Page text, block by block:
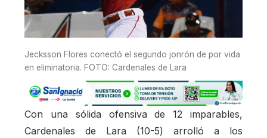
Jecksson Flores conectó el segundo jonrón de por vida
en eliminatoria. FOTO: Cardenales de Lara
Con una sólida ofensiva de 12 imparables,
Cardenales de Lara (10-5) arrolló a los